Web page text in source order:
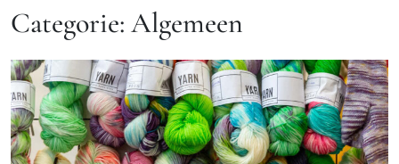
Categorie: Algemeen